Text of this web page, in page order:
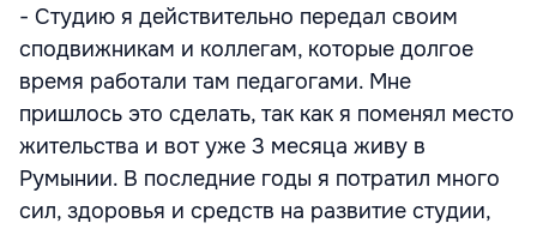
- Студию я действительно передал своим
сподвижникам и коллегам, которые долгое
время работали там педагогами. Мне
пришлось это сделать, так как я поменял место
жительства и вот уже 3 месяца живу в
Румынии. В последние годы я потратил много
сил, здоровья и средств на развитие студии,